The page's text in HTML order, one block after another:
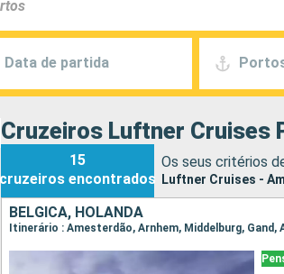
Data de partida
Cruzeiros Luftner Cruises
15
cruzeiros encontrados
Os seus critérios
Luftner Cruises -
BÉLGICA, HOLANDA
Itinerário : Amesterdão, Arnhem, Middelburg,